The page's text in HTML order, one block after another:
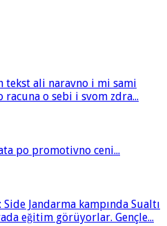
tekst ali naravno i mi sami
o sebi i svom zdra...
po promotivno ceni...
Jandarma kampında Sualtı
eğitim görüyorlar. Gençle...